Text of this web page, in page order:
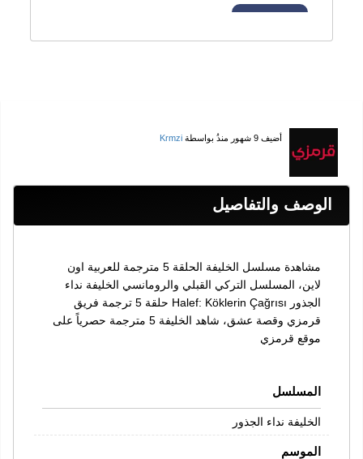
أضيف9 شهور منذُ بواسطةKrmzi
الوصف والتفاصيل
مشاهدة مسلسل الخليفة الحلقة 5 مترجمة للعربية اون
لاين، المسلسل التركي القبلي والرومانسي الخليفة نداء
الجذور Halef: Köklerin Çağrısı حلقة 5 ترجمة فريق
قرمزي وقصة عشق، شاهد الخليفة 5 مترجمة حصرياً على
موقع قرمزي
المسلسل
الخليفة نداء الجذور
الموسم